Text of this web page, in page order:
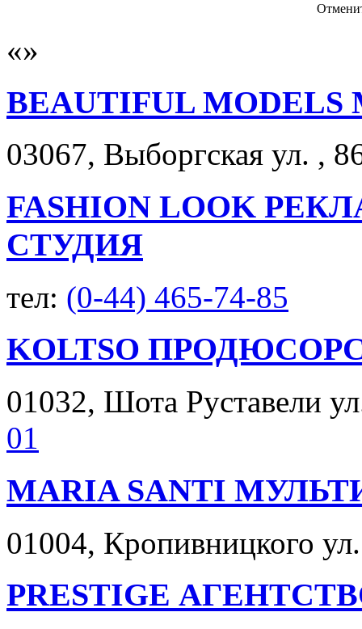
BEAUTIFUL
03067, Выборгская ул. ,
FASHION LOOK
СТУДИЯ
тел: (0-44) 465-74-85
KOLTSO
01032, Шота Руставели
01
MARIA SANTI
01004, Кропивницкого
PRESTIGE